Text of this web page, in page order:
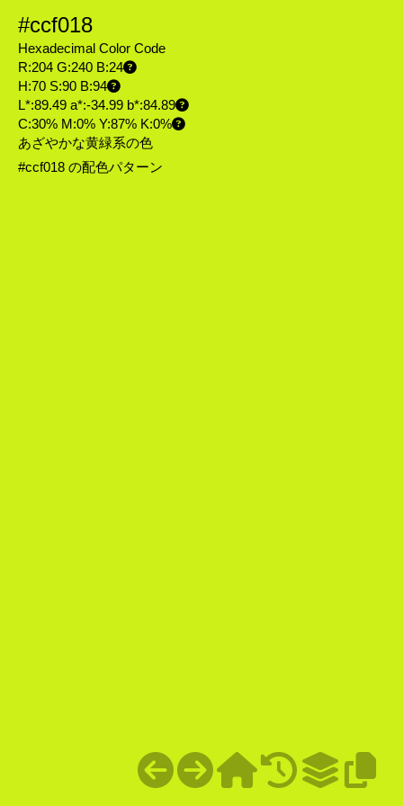
#ccf018
Hexadecimal Color Code
R:204 G:240 B:24
H:70 S:90 B:94
L*:89.49 a*:-34.99 b*:84.89
C:30% M:0% Y:87% K:0%
あざやかな黄緑系の色
#ccf018 の配色パターン